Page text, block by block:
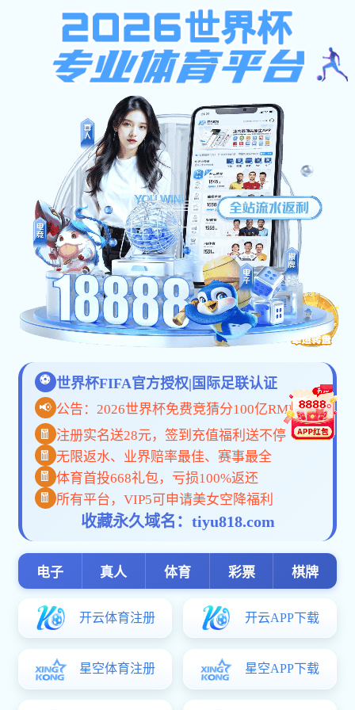
新利体育
大学文化
校园视频
信农雪景
发布时间：2024-03-04 来源： 作者： 访问量：
下一篇： 航拍信农